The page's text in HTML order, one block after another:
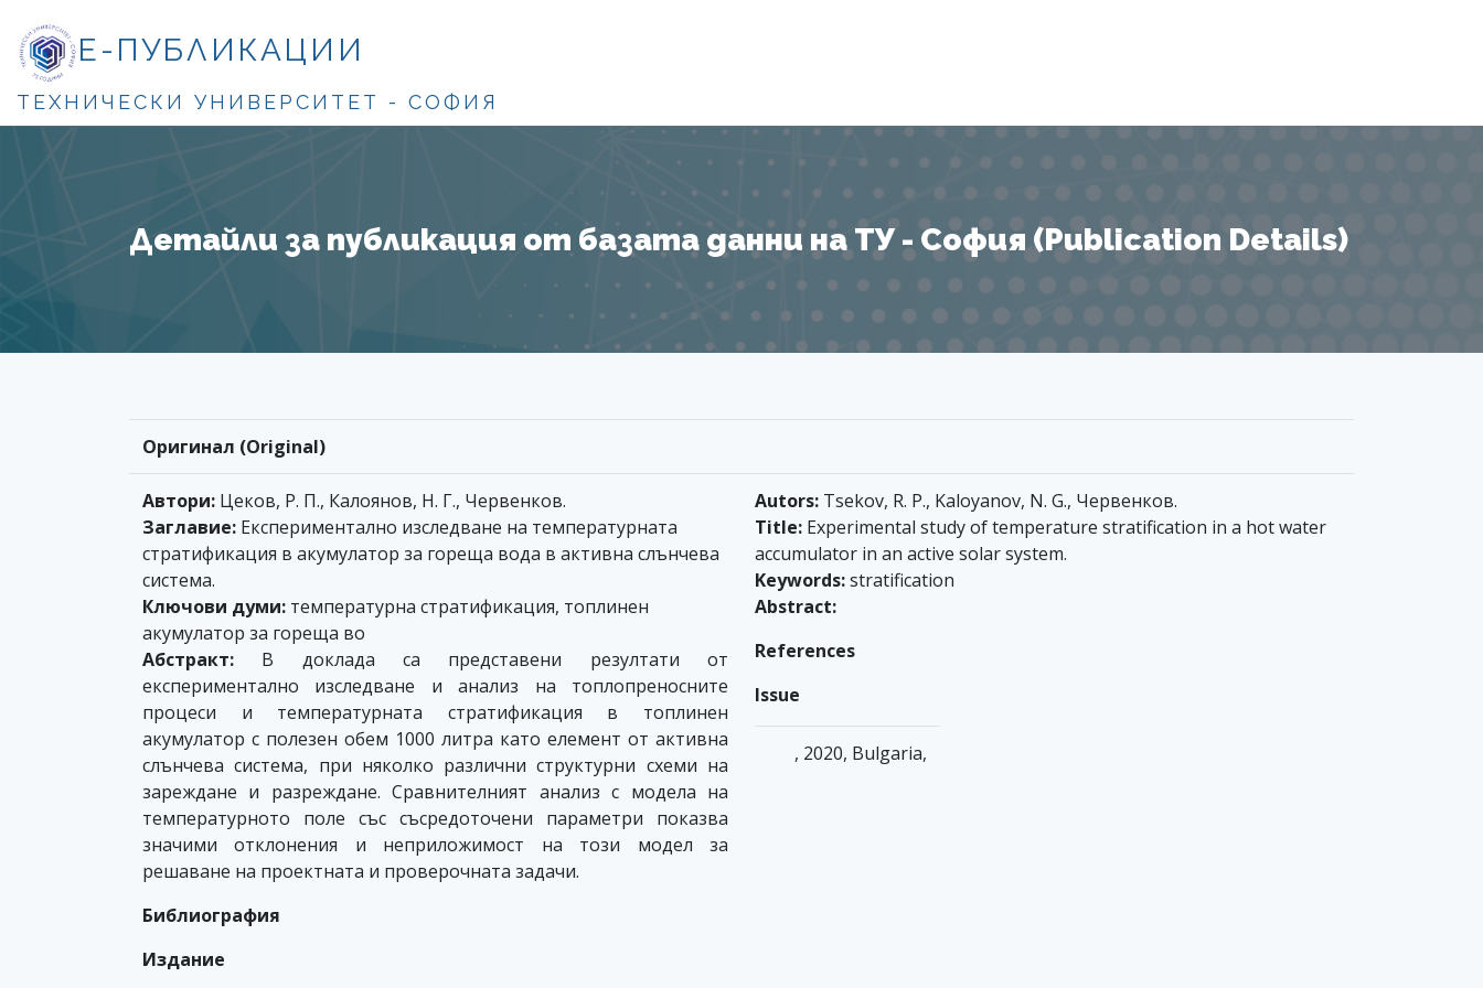
Е-ПУБЛИКАЦИИ
ТЕХНИЧЕСКИ УНИВЕРСИТЕТ - СОФИЯ
Детайли за публикация от базата данни на ТУ - София (Publication Details)
Оригинал (Original)
Автори: Цеков, Р. П., Калоянов, Н. Г., Червенков.
Заглавие: Експериментално изследване на температурната
стратификация в акумулатор за гореща вода в активна слънчева
система.
Ключови думи: температурна стратификация, топлинен
акумулатор за гореща во
Абстракт: В доклада са представени резултати от
експериментално изследване и анализ на топлопреносните
процеси и температурната стратификация в топлинен
акумулатор с полезен обем 1000 литра като елемент от активна
слънчева система, при няколко различни структурни схеми на
зареждане и разреждане. Сравнителният анализ с модела на
температурното поле със съсредоточени параметри показва
значими отклонения и неприложимост на този модел за
решаване на проектната и проверочната задачи.
Библиография
Издание
Autors: Tsekov, R. P., Kaloyanov, N. G., Червенков.
Title: Experimental study of temperature stratification in a hot water
accumulator in an active solar system.
Keywords:stratification
Abstract:
References
Issue
, 2020, Bulgaria,